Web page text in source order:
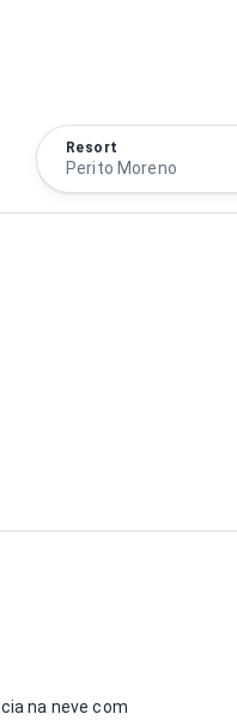
Resort
Perito Moreno
na neve com